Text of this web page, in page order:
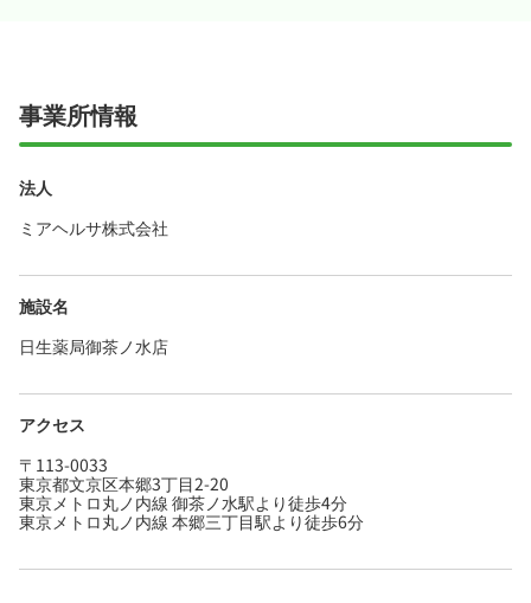
事業所情報
法人
ミアヘルサ株式会社
施設名
日生薬局御茶ノ水店
アクセス
〒113-0033
東京都文京区本郷3丁目2-20
東京メトロ丸ノ内線 御茶ノ水駅より徒歩4分
東京メトロ丸ノ内線 本郷三丁目駅より徒歩6分